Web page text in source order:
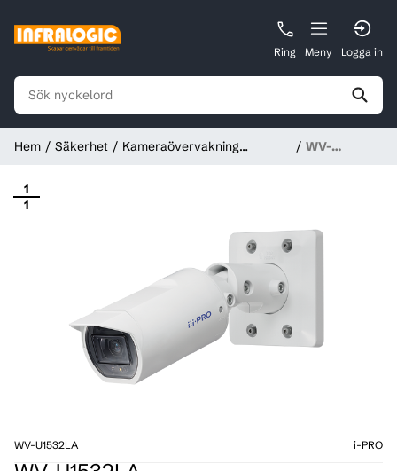
Ring Meny Logga in
Hem Säkerhet
Kameraövervakning
WV-
1
1
WV-U1532LA i-PRO